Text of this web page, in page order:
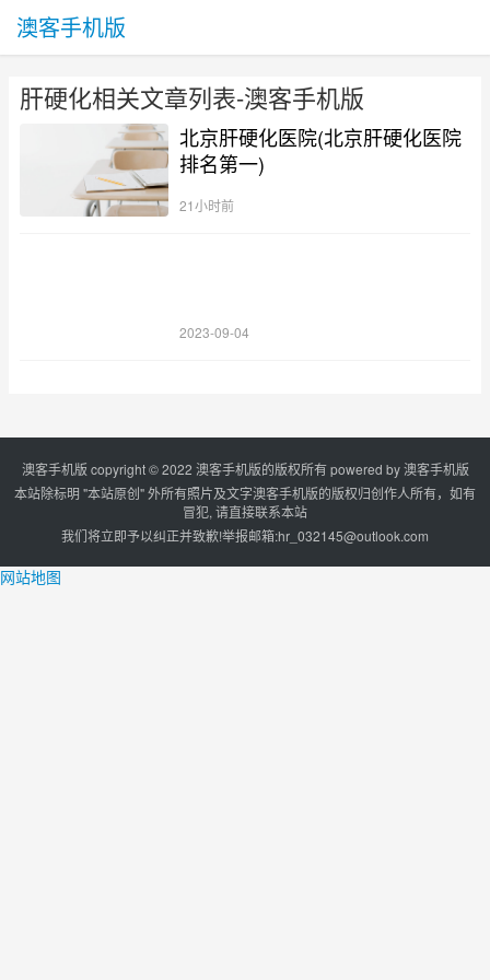
澳客手机版
肝硬化相关文章列表-澳客手机版
北京肝硬化医院(北京肝硬化医院
排名第一)
21小时前
2023-09-04
澳客手机版 copyright © 2022 澳客手机版的版权所有 powered by澳客手机版
本站除标明 "本站原创" 外所有照片及文字澳客手机版的版权归创作人所有，如有
冒犯, 请直接联系本站
我们将立即予以纠正并致歉!举报邮箱:hr_032145@outlook.com
网站地图